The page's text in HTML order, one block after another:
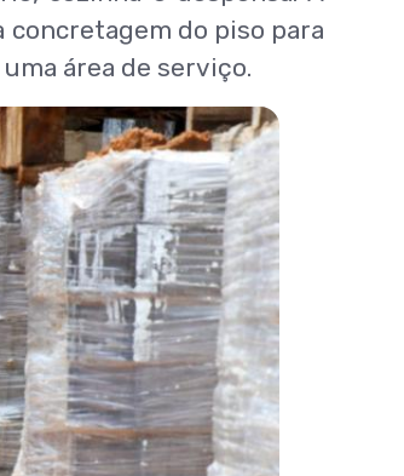
concretagem do piso para
área de serviço.